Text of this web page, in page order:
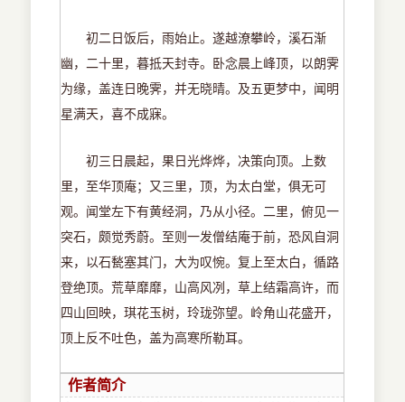
初二日饭后，雨始止。遂越潦攀岭，溪石渐
幽，二十里，暮抵天封寺。卧念晨上峰顶，以朗霁
为缘，盖连日晚霁，并无晓晴。及五更梦中，闻明
星满天，喜不成寐。
初三日晨起，果日光烨烨，决策向顶。上数
里，至华顶庵；又三里，顶，为太白堂，俱无可
观。闻堂左下有黄经洞，乃从小径。二里，俯见一
突石，颇觉秀蔚。至则一发僧结庵于前，恐风自洞
来，以石甃塞其门，大为叹惋。复上至太白，循路
登绝顶。荒草靡靡，山高风冽，草上结霜高许，而
四山回映，琪花玉树，玲珑弥望。岭角山花盛开，
顶上反不吐色，盖为高寒所勒耳。
作者简介